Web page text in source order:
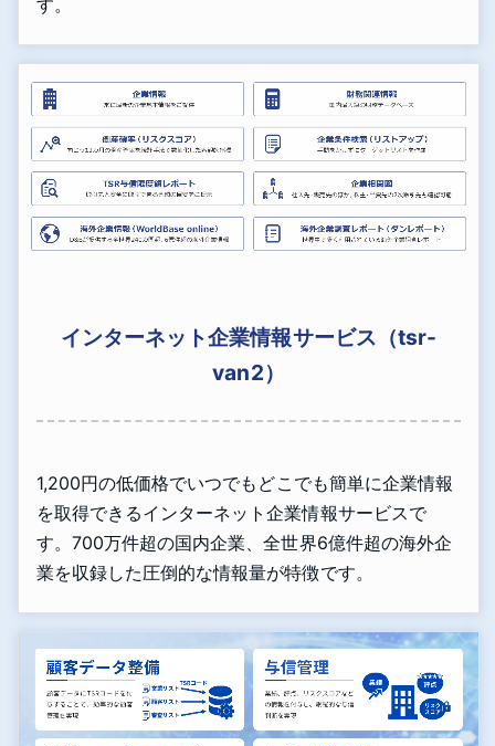
インターネット企業情報サービス（tsr-
van2）
1,200円の低価格でいつでもどこでも簡単に企業情報
を取得できるインターネット企業情報サービスで
す。700万件超の国内企業、全世界6億件超の海外企
業を収録した圧倒的な情報量が特徴です。